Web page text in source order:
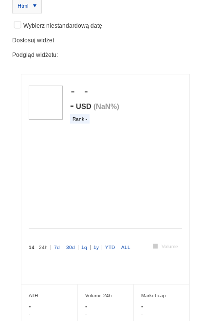
Html
Wybierz niestandardową datę
Dostosuj widżet
Podgląd widżetu: